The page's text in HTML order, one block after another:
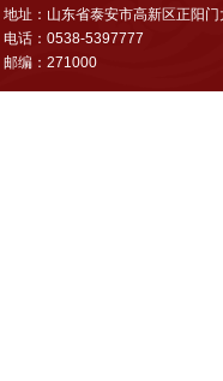
地址：山东省泰安市高新区正阳
电话：0538-5397777
邮编：271000